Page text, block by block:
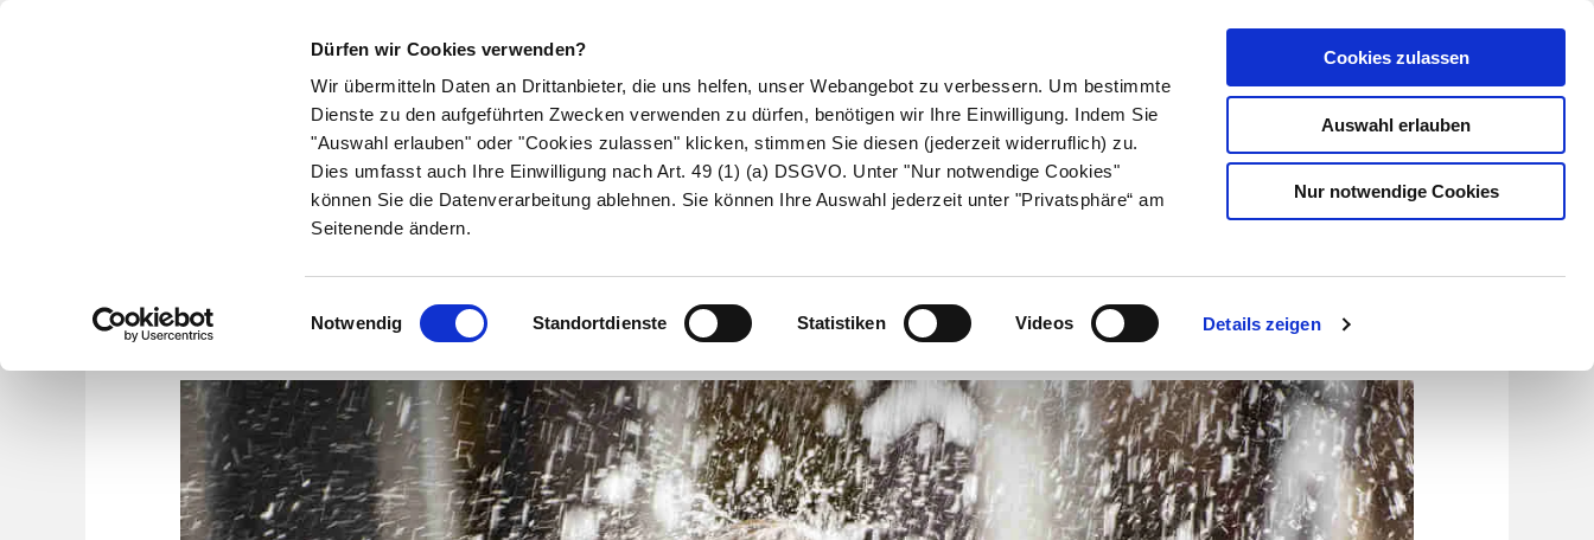
Dürfen wir Cookies verwenden?
Wir übermitteln Daten an Drittanbieter, die uns helfen, unser Webangebot zu verbessern. Um bestimmte
Dienste zu den aufgeführten Zwecken verwenden zu dürfen, benötigen wir Ihre Einwilligung. Indem Sie
"Auswahl erlauben" oder "Cookies zulassen" klicken, stimmen Sie diesen (jederzeit widerruflich) zu.
Dies umfasst auch Ihre Einwilligung nach Art. 49 (1) (a) DSGVO. Unter "Nur notwendige Cookies"
können Sie die Datenverarbeitung ablehnen. Sie können Ihre Auswahl jederzeit unter "Privatsphäre“ am
Seitenende ändern.
Einwilligungsauswahl
Notwendig Standortdienste Statistiken Videos Details zeigen
Cookies zulassen
Auswahl erlauben
Nur notwendige Cookies
Kundenlogin
Suche
Symptome Therapie Medikamente Naturheilkunde Eltern & Kind Gesund leben Über uns
Wechselbad und Vollbad